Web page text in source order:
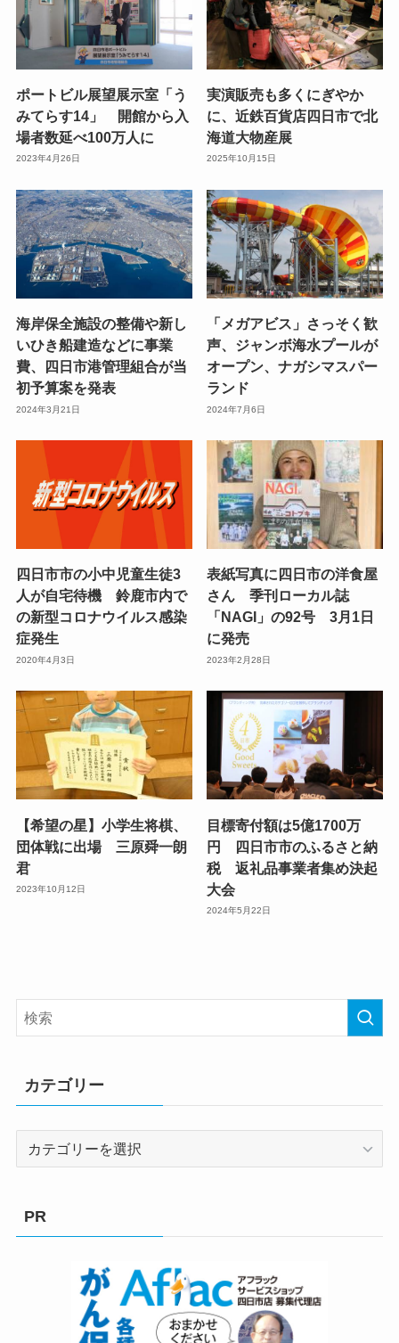
ポートビル展望展示室「う
みてらす14」 開館から入
場者数延べ100万人に
2023年4月26日
実演販売も多くにぎやか
に、近鉄百貨店四日市で北
海道大物産展
2025年10月15日
海岸保全施設の整備や新し
いひき船建造などに事業
費、四日市港管理組合が当
初予算案を発表
2024年3月21日
「メガアビス」さっそく歓
声、ジャンボ海水プールが
オープン、ナガシマスパー
ランド
2024年7月6日
四日市市の小中児童生徒3
人が自宅待機 鈴鹿市内で
の新型コロナウイルス感染
症発生
2020年4月3日
表紙写真に四日市の洋食屋
さん 季刊ローカル誌
「NAGI」の92号 3月1日
に発売
2023年2月28日
【希望の星】小学生将棋、
団体戦に出場 三原舜一朗
君
2023年10月12日
目標寄付額は5億1700万
円 四日市市のふるさと納
税 返礼品事業者集め決起
大会
2024年5月22日
カテゴリー
PR